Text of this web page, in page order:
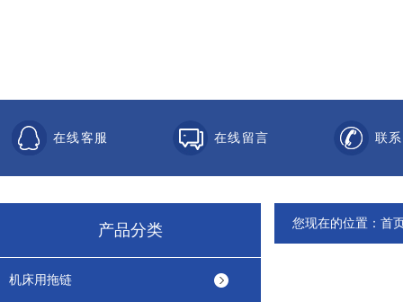
在线客服 在线留言 联
产品分类
机床用拖链
您现在的位置： 首